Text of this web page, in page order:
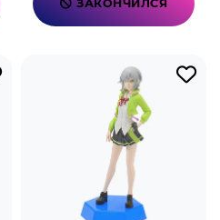
ЗАКОНЧИЛСЯ